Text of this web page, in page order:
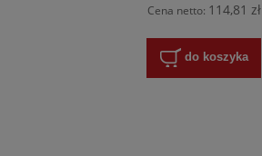
Cena netto: 114,81 zł
do koszyka